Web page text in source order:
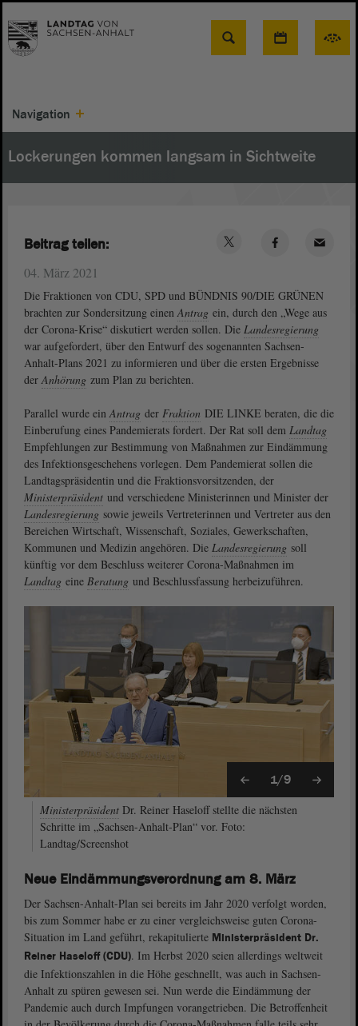
Suche
Navigation
Lockerungen kommen langsam in Sichtweite
04. März 2021
Die Fraktionen von CDU, SPD und BÜNDNIS 90/DIE GRÜNEN
brachten zur Sondersitzung einenAntrag ein, durch den „Wege aus
der Corona-Krise“ diskutiert werden sollen. Die Landesregierung
war aufgefordert, über den Entwurf des sogenannten Sachsen-
Anhalt-Plans 2021 zu informieren und über die ersten Ergebnisse
derAnhörung zum Plan zu berichten.
Parallel wurde einAntrag der Fraktion DIE LINKE beraten, die die
Einberufung eines Pandemierats fordert. Der Rat soll dem Landtag
Empfehlungen zur Bestimmung von Maßnahmen zur Eindämmung
des Infektionsgeschehens vorlegen. Dem Pandemierat sollen die
Landtagspräsidentin und die Fraktionsvorsitzenden, der
Ministerpräsident und verschiedene Ministerinnen und Minister der
Landesregierung sowie jeweils Vertreterinnen und Vertreter aus den
Bereichen Wirtschaft, Wissenschaft, Soziales, Gewerkschaften,
Kommunen und Medizin angehören. Die Landesregierung soll
künftig vor dem Beschluss weiterer Corona-Maßnahmen im
Landtag eine Beratung und Beschlussfassung herbeizuführen.
1/9
Ministerpräsident Dr. Reiner Haseloff stellte die nächsten
Schritte im „Sachsen-Anhalt-Plan“ vor. Foto:
Landtag/Screenshot
Neue Eindämmungsverordnung am 8. März
Der Sachsen-Anhalt-Plan sei bereits im Jahr 2020 verfolgt worden,
bis zum Sommer habe er zu einer vergleichsweise guten Corona-
Situation im Land geführt, rekapitulierte Ministerpräsident Dr.
Reiner Haseloff (CDU). Im Herbst 2020 seien allerdings weltweit
die Infektionszahlen in die Höhe geschnellt, was auch in Sachsen-
Anhalt zu spüren gewesen sei. Nun werde die Eindämmung der
Pandemie auch durch Impfungen vorangetrieben. Die Betroffenheit
Beitrag teilen: